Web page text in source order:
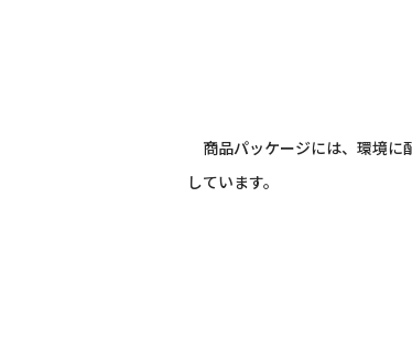
商品パッケージには、環境に
しています。